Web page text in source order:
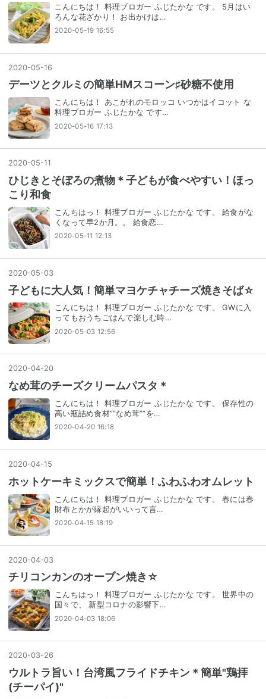
こんにちは！ 料理ブロガー ふじたかな です。 5月はい
ろんな花ざかり！ お出かけは…
2020-05-19 16:55
2020-05-16
デーツとクルミの簡単HMスコーン♯砂糖不使用
こんにちは！ あこがれのモロッコ いつかはイコット な
料理ブロガー ふじたかな です…
2020-05-16 17:13
2020-05-11
ひじきとそぼろの煮物＊子どもが食べやすい！ほっ
こり和食
こんちはっ！ 料理ブロガー ふじたかな です。 給食がな
くなって早2か月。。 給食恋…
2020-05-11 12:13
2020-05-03
子どもに大人気！簡単マヨケチャチーズ焼きそば☆
こんにちは！ 料理ブロガー ふじたかな です。 GWに入
ってもおうちごはんで楽しむ時…
2020-05-03 12:56
2020-04-20
なめ茸のチーズクリームパスタ＊
こんにちは！ 料理ブロガー ふじたかな です。 保存性の
高い瓶詰め食材””なめ茸””を…
2020-04-20 16:18
2020-04-15
ホットケーキミックスで簡単！ふわふわオムレット
こんにちは！ 料理ブロガー ふじたかな です。 春には春
財布とかが縁起がいいって言…
2020-04-15 18:19
2020-04-03
チリコンカンのオーブン焼き☆
こんちはっ！ 料理ブロガー ふじたかな です。 世界中の
国々で、 新型コロナの影響下…
2020-04-03 18:06
2020-03-26
ウルトラ旨い！台湾風フライドチキン＊簡単"鶏拝
(チーパイ)"